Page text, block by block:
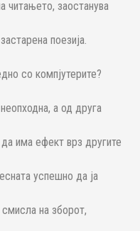
читањето, заостанува
поезија.
со компјутерите?
а од друга
има ефект врз другите
успешно да ја
на зборот,